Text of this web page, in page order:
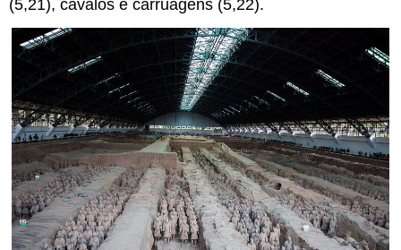
(5,21), cavalos e carruagens (5,22).